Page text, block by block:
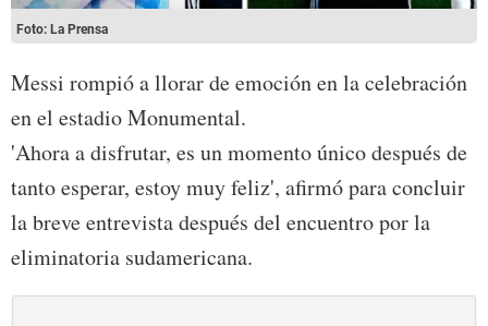
Foto: La Prensa
Messi rompió a llorar de emoción en la celebración
en el estadio Monumental.
'Ahora a disfrutar, es un momento único después de
tanto esperar, estoy muy feliz', afirmó para concluir
la breve entrevista después del encuentro por la
eliminatoria sudamericana.